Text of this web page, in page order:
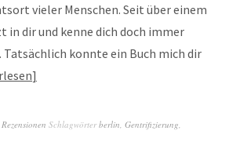
vieler Menschen. Seit über einem
in dir und kenne dich doch immer
konnte ein Buch mich dir
Rezensionen Schlagwörterberlin Gentrifizierung